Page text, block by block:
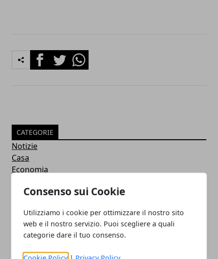
Consenso sui Cookie
Utilizziamo i cookie per ottimizzare il nostro sito
web e il nostro servizio. Puoi scegliere a quali
categorie dare il tuo consenso.
FacebookTwitterWhatsapp
CATEGORIE
Notizie
Casa
Economia
Alimentazione